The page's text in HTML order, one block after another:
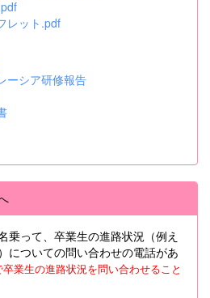
レット.pdf
ーシア研修報告
乗って、卒業生の進路状況（例え
ついての問い合わせの電話があ
業生の進路状況を問い合わせること